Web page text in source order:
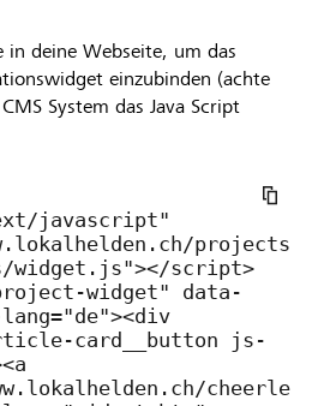
in deine Webseite, um das
einzubinden (achte
System das Java Script